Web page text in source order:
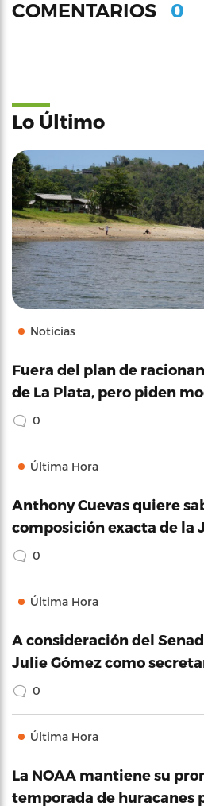
COMENTARIOS 0
Lo Último
Noticias
Fuera del plan de
de La Plata, pero piden
0
Última Hora
Anthony Cuevas quiere
composición exacta de la
0
Última Hora
A consideración del
Julie Gómez como
0
Última Hora
La NOAA mantiene su
temporada de huracanes